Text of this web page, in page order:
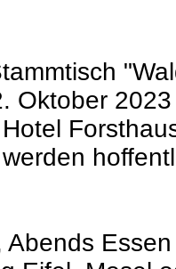
Oktober
Abends